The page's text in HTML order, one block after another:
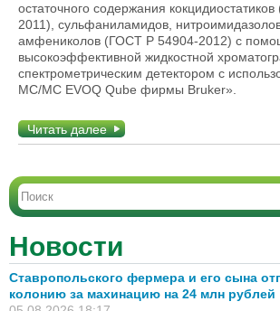
остаточного содержания
2011), сульфаниламидов,
амфениколов (ГОСТ Р 54904-2012) с
высокоэффективной жидкостной
спектрометрическим детектором с
MC/MC EVOQ Qube фирмы Bruker».
Читать далее
Новости
Ставропольского фермера и его сына
колонию за махинацию на 24 млн рублей